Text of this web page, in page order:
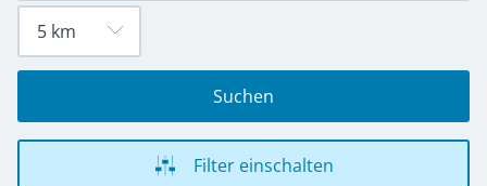
Suchen
Filter einschalten